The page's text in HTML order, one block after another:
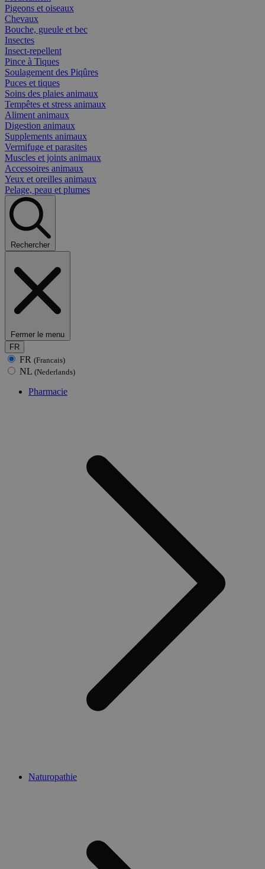
Pigeons et oiseaux
Chevaux
Bouche, gueule et bec
Insectes
Insect-repellent
Pince à Tiques
Soulagement des Piqûres
Puces et tiques
Soins des plaies animaux
Tempêtes et stress animaux
Aliment animaux
Digestion animaux
Supplements animaux
Vermifuge et parasites
Muscles et joints animaux
Accessoires animaux
Yeux et oreilles animaux
Pelage, peau et plumes
Rechercher
Fermer le menu
FR
FR (Francais)
NL (Nederlands)
Pharmacie
Naturopathie